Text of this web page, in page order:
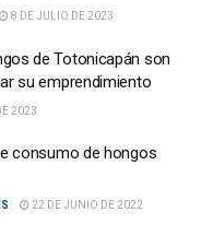
8 DE JULIO DE 2023
de Totonicapán son
su emprendimiento
2023
consumo de hongos
22 DE JUNIO DE 2022